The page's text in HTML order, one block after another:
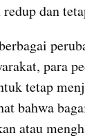
dan
para
tetap
bahwa
atau